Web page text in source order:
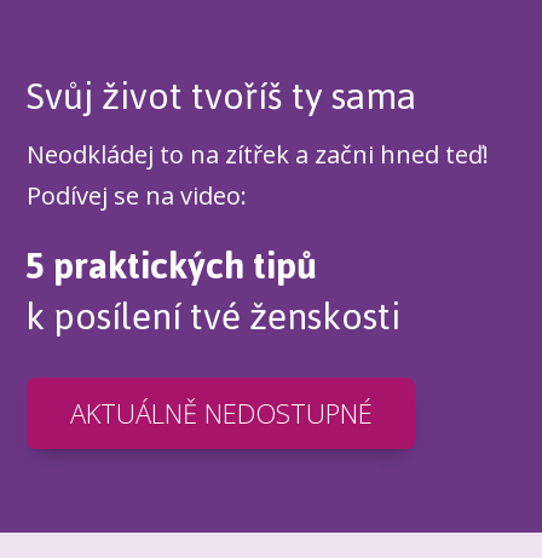
Svůj život tvoříš ty sama
Neodkládej to na zítřek a začni hned teď!
Podívej se na video:
5 praktických tipů
k posílení tvé ženskosti
AKTUÁLNĚ NEDOSTUPNÉ